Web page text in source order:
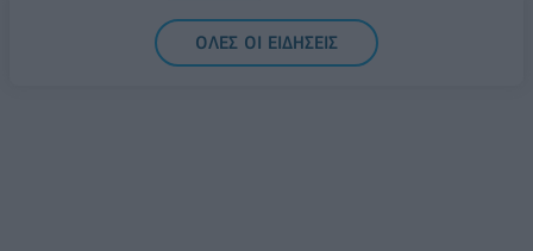
ΟΛΕΣ ΟΙ ΕΙΔΗΣΕΙΣ